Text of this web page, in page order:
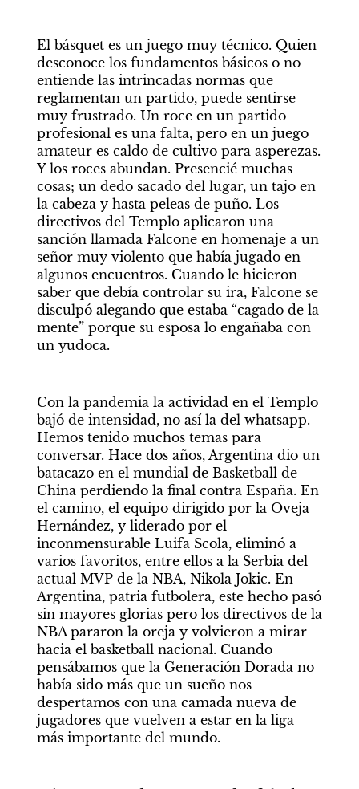
El básquet es un juego muy técnico. Quien
desconoce los fundamentos básicos o no
entiende las intrincadas normas que
reglamentan un partido, puede sentirse
muy frustrado. Un roce en un partido
profesional es una falta, pero en un juego
amateur es caldo de cultivo para asperezas.
Y los roces abundan. Presencié muchas
cosas; un dedo sacado del lugar, un tajo en
la cabeza y hasta peleas de puño. Los
directivos del Templo aplicaron una
sanción llamada Falcone en homenaje a un
señor muy violento que había jugado en
algunos encuentros. Cuando le hicieron
saber que debía controlar su ira, Falcone se
disculpó alegando que estaba “cagado de la
mente” porque su esposa lo engañaba con
un yudoca.
Con la pandemia la actividad en el Templo
bajó de intensidad, no así la del whatsapp.
Hemos tenido muchos temas para
conversar. Hace dos años, Argentina dio un
batacazo en el mundial de Basketball de
China perdiendo la final contra España. En
el camino, el equipo dirigido por la Oveja
Hernández, y liderado por el
inconmensurable Luifa Scola, eliminó a
varios favoritos, entre ellos a la Serbia del
actual MVP de la NBA, Nikola Jokic. En
Argentina, patria futbolera, este hecho pasó
sin mayores glorias pero los directivos de la
NBA pararon la oreja y volvieron a mirar
hacia el basketball nacional. Cuando
pensábamos que la Generación Dorada no
había sido más que un sueño nos
despertamos con una camada nueva de
jugadores que vuelven a estar en la liga
más importante del mundo.